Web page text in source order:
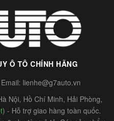
Ô TÔ CHÍNH HÃNG
Email: lienhe@g7auto.vn
Nội, Hồ Chí Minh, Hải Phòng,
) - Hỗ trợ giao hàng toàn quốc.